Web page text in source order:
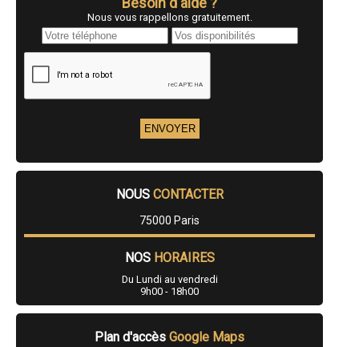
Nous vous rappellons gratuitement.
NOUS CONTACTER
75000 Paris
NOS HORAIRES
Du Lundi au vendredi
9h00 - 18h00
Plan d'accèsGoogle Maps